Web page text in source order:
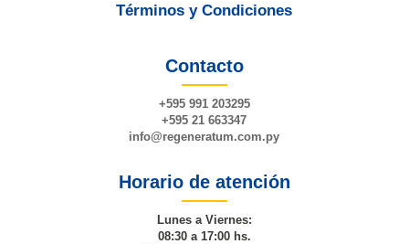
Términos y Condiciones
Contacto
+595 991 203295
+595 21 663347
info@regeneratum.com.py
Horario de atención
Lunes a Viernes:
08:30 a 17:00 hs.